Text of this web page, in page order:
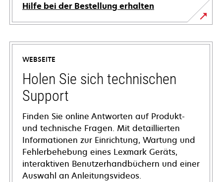
Hilfe bei der Bestellung erhalten
WEBSEITE
Holen Sie sich technischen
Support
Finden Sie online Antworten auf Produkt-
und technische Fragen. Mit detaillierten
Informationen zur Einrichtung, Wartung und
Fehlerbehebung eines Lexmark Geräts,
interaktiven Benutzerhandbüchern und einer
Auswahl an Anleitungsvideos.